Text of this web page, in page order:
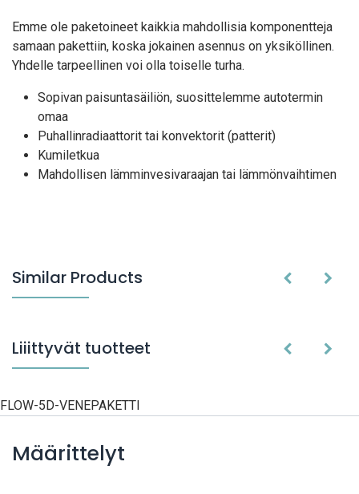
Emme ole paketoineet kaikkia mahdollisia komponentteja
samaan pakettiin, koska jokainen asennus on yksiköllinen.
Yhdelle tarpeellinen voi olla toiselle turha.
Sopivan paisuntasäiliön, suosittelemme autotermin
omaa
Puhallinradiaattorit tai konvektorit (patterit)
Kumiletkua
Mahdollisen lämminvesivaraajan tai lämmönvaihtimen
Similar Products
Liiittyvät tuotteet
FLOW-5D-VENEPAKETTI
Määrittelyt